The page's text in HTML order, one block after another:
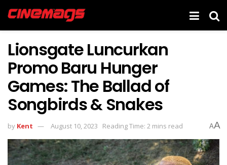
Lionsgate Luncurkan
Promo Baru Hunger
Games: The Ballad of
Songbirds & Snakes
by Kent August 10, 2023 Reading Time: 2 mins read AA